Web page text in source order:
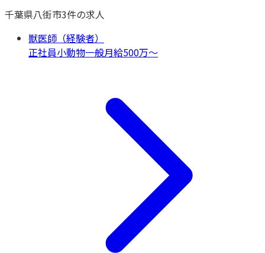
千葉県八街市3件の求人
獣医師（経験者）
正社員小動物一般月給500万〜